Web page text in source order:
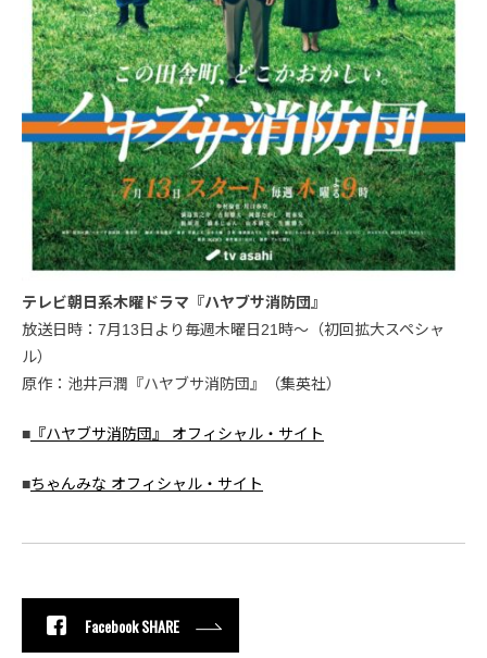
テレビ朝日系木曜ドラマ『ハヤブサ消防団』
放送日時：7月13日より毎週木曜日21時〜（初回拡大スペシャ
ル）
原作：池井戸潤『ハヤブサ消防団』（集英社）
■ 『ハヤブサ消防団』 オフィシャル・サイト
■ちゃんみな オフィシャル・サイト
Facebook SHARE